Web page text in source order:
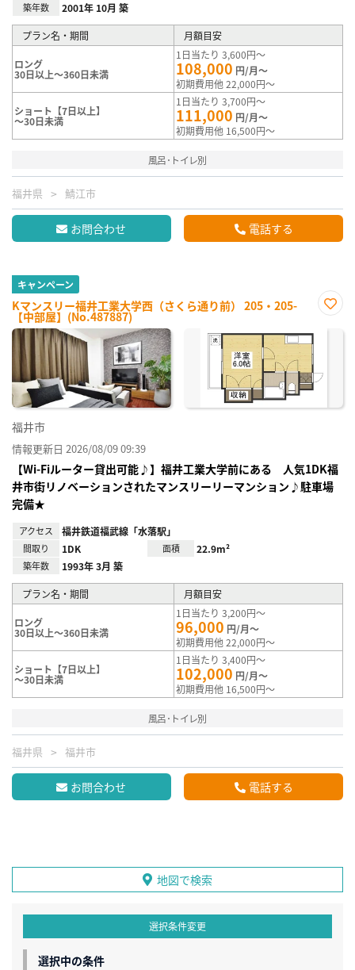
築年数 2001年 10月 築
プラン名・期間 月額目安
ロング
30日以上～360日未満
1日当たり 3,600円～
108,000 円/月～
初期費用他 22,000円～
ショート【7日以上】
～30日未満
1日当たり 3,700円～
111,000 円/月～
初期費用他 16,500円～
風呂･トイレ別
福井県 鯖江市
お問合わせ 電話する
キャンペーン
Kマンスリー福井工業大学西（さくら通り前） 205・205-
【中部屋】(No.487887)
に入
福井市
情報更新日 2026/08/09 09:39
【Wi-Fiルーター貸出可能♪】福井工業大学前にある 人気1DK福
井市街リノベーションされたマンスリーリーマンション♪駐車場
完備★
アクセス 福井鉄道福武線「水落駅」
間取り 1DK 面積 22.9m²
築年数 1993年 3月 築
プラン名・期間 月額目安
ロング
30日以上～360日未満
1日当たり 3,200円～
96,000 円/月～
初期費用他 22,000円～
ショート【7日以上】
～30日未満
1日当たり 3,400円～
102,000 円/月～
初期費用他 16,500円～
風呂･トイレ別
福井県 福井市
お問合わせ 電話する
地図で検索
選択条件変更
選択中の条件